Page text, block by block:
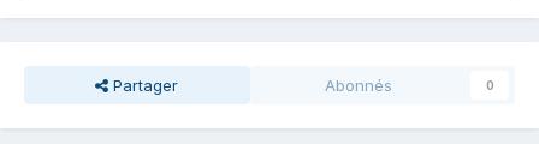
Partager Abonnés 0